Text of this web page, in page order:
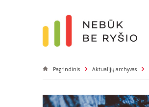
Pagrindinis Aktualijų archyvas